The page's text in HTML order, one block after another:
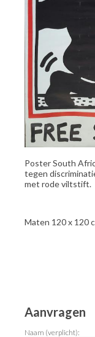
Poster South
tegen
met rode viltstift.
Maten 120 x 120
Aanvragen
Naam (verplicht):